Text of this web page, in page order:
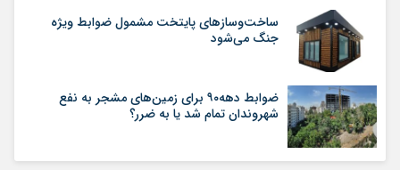
ساخت‌وسازهای پایتخت مشمول ضوابط ویژه
جنگ می‌شود
ضوابط دهه۹۰ برای زمین‌های مشجر به نفع
شهروندان تمام شد یا به ضرر؟